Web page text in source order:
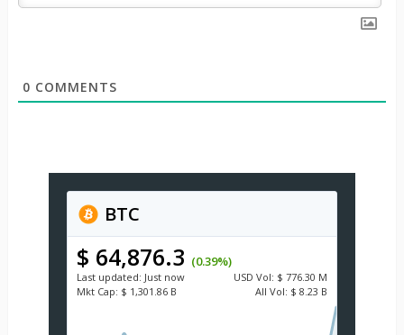
0 COMMENTS
BTC
$ 64,876.3 (0.39%)
Last updated: Just now USD Vol: $ 776.30 M
Mkt Cap: $ 1,301.86 B All Vol: $ 8.23 B